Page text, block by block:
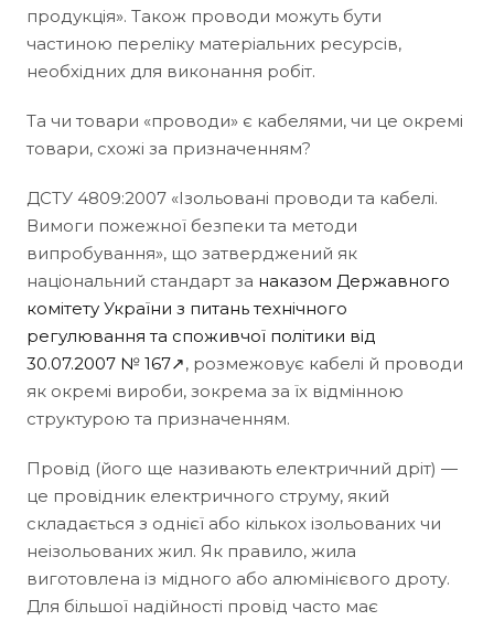
продукція». Також проводи можуть бути
частиною переліку матеріальних ресурсів,
необхідних для виконання робіт.
Та чи товари «проводи» є кабелями, чи це окремі
товари, схожі за призначенням?
ДСТУ 4809:2007 «Ізольовані проводи та кабелі.
Вимоги пожежної безпеки та методи
випробування», що затверджений як
національний стандарт за наказом Державного
комітету України з питань технічного
регулювання та споживчої політики від
30.07.2007 № 167↗, розмежовує кабелі й проводи
як окремі вироби, зокрема за їх відмінною
структурою та призначенням.
Провід (його ще називають електричний дріт) —
це провідник електричного струму, який
складається з однієї або кількох ізольованих чи
неізольованих жил. Як правило, жила
виготовлена із мідного або алюмінієвого дроту.
Для більшої надійності провід часто має